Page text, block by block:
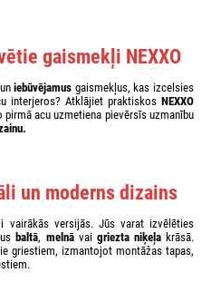
gaismekļi NEXXO
iebūvējamus gaismekļus, kas izcelsies
interjeros? Atklājiet praktiskos NEXXO
pirmā acu uzmetiena pievērsīs uzmanību
un moderns dizains
vairākās versijās. Jūs varat izvēlēties
baltā, melnāvai griezta niķeļakrāsā.
griestiem, izmantojot montāžas tapas,